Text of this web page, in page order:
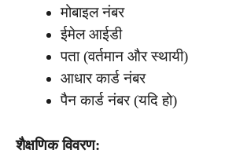
मोबाइल नंबर
ईमेल आईडी
पता (वर्तमान और स्थायी)
आधार कार्ड नंबर
पैन कार्ड नंबर (यदि हो)
शैक्षणिक विवरण: